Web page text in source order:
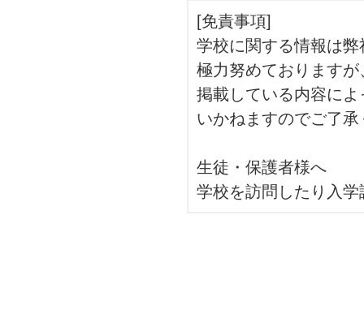
[免責事項]
学校に関する情報は
極力努めております
掲載している内容に
いかねますのでご了
生徒・保護者様へ
学校を訪問したり入